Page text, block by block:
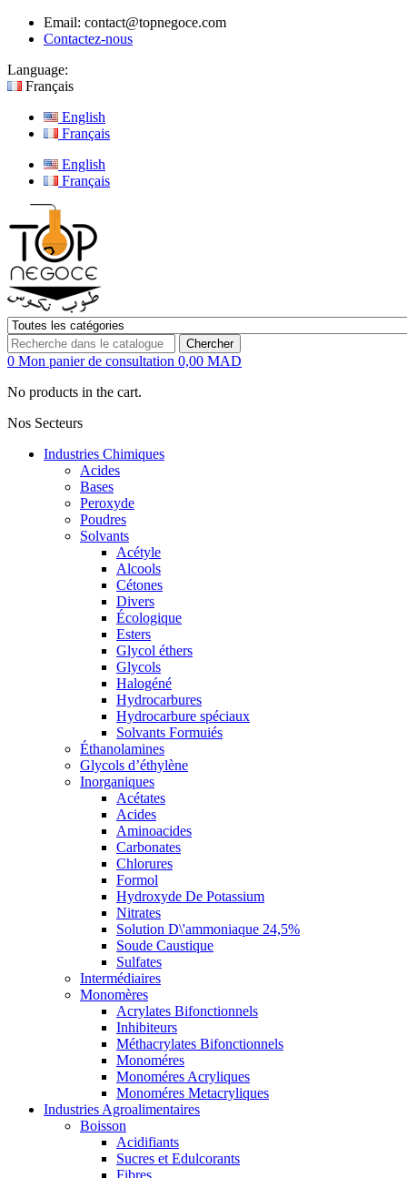
Email: contact@topnegoce.com
Contactez-nous
Language:
Français
English
Français
English
Français
Chercher
0 Mon panier de consultation 0,00 MAD
No products in the cart.
Nos Secteurs
Industries Chimiques
Acides
Bases
Peroxyde
Poudres
Solvants
Acétyle
Alcools
Cétones
Divers
Écologique
Esters
Glycol éthers
Glycols
Halogéné
Hydrocarbures
Hydrocarbure spéciaux
Solvants Formuiés
Éthanolamines
Glycols d’éthylène
Inorganiques
Acétates
Acides
Aminoacides
Carbonates
Chlorures
Formol
Hydroxyde De Potassium
Nitrates
Solution D\'ammoniaque 24,5%
Soude Caustique
Sulfates
Intermédiaires
Monomères
Acrylates Bifonctionnels
Inhibiteurs
Méthacrylates Bifonctionnels
Monoméres
Monoméres Acryliques
Monoméres Metacryliques
Industries Agroalimentaires
Boisson
Acidifiants
Sucres et Edulcorants
Fibres